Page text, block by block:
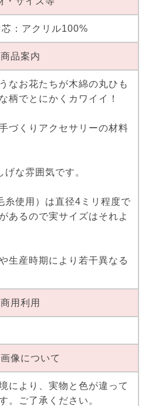
：アクリル100%
商品案内
なお花たちが木綿の丸ひも
柄でとにかくカワイイ！
づくりアクセサリーの材料
な雰囲気です。
糸使用）は直径4ミリ程度で
あるので実サイズはそれよ
生産時期により若干異なる
商用利用
像について
により、実物と色が違って
。ご了承ください。